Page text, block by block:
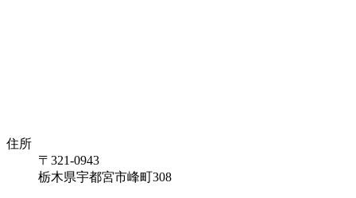
住所
〒321-0943
栃木県宇都宮市峰町308